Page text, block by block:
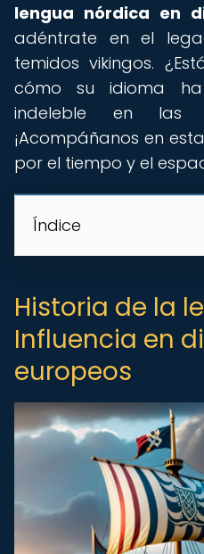
lengua nórdica en
adéntrate en el
temidos vikingos.
cómo su idioma
indeleble en las
¡Acompáñanos en
por el tiempo y el
Índice
Historia de la
Influencia en
europeos